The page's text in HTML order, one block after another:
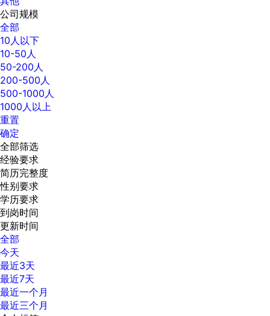
公司规模
全部
10人以下
10-50人
50-200人
200-500人
500-1000人
1000人以上
重置
确定
全部筛选
经验要求
简历完整度
性别要求
学历要求
到岗时间
更新时间
全部
今天
最近3天
最近7天
最近一个月
最近三个月